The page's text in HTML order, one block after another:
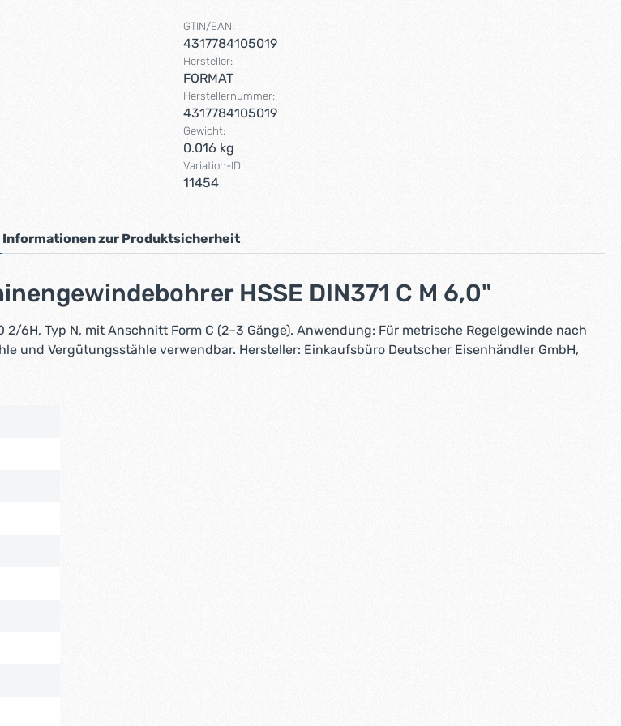
GTIN/EAN:
4317784105019
Hersteller:
FORMAT
Herstellernummer:
4317784105019
Gewicht:
0.016 kg
Variation-ID
11454
Informationen zur Produktsicherheit
HSSE DIN371 C M 6,0"
6H, Typ N, mit Anschnitt Form C (2–3 Gänge). Anwendung: Für metrische Regelgewinde nach
und Vergütungsstähle verwendbar. Hersteller: Einkaufsbüro Deutscher Eisenhändler GmbH,